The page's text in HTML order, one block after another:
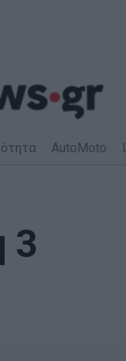
AutoMoto
3